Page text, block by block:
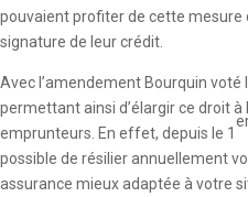
pouvaient profiter de cette mesure
signature de leur crédit.
Avec l’amendement Bourquin voté
permettant ainsi d’élargir ce droit à
emprunteurs. En effet, depuis le 1
possible de résilier annuellement
assurance mieux adaptée à votre